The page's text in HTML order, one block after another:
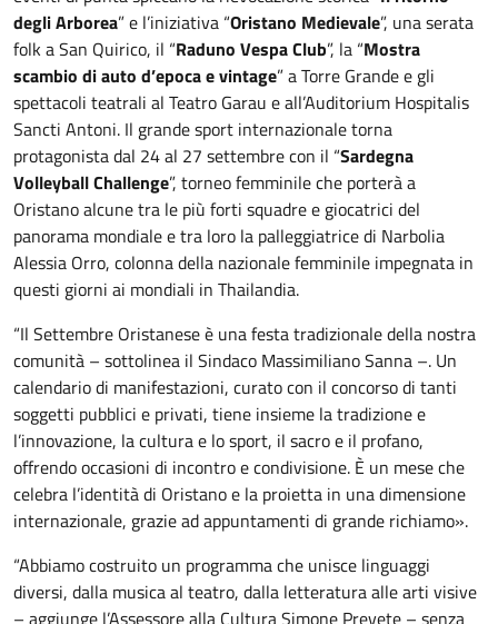
degli Arborea” e l’iniziativa “Oristano Medievale”, una serata
folk a San Quirico, il “Raduno Vespa Club”, la “Mostra
scambio di auto d’epoca e vintage” a Torre Grande e gli
spettacoli teatrali al Teatro Garau e all’Auditorium Hospitalis
Sancti Antoni. Il grande sport internazionale torna
protagonista dal 24 al 27 settembre con il “Sardegna
Volleyball Challenge”, torneo femminile che porterà a
Oristano alcune tra le più forti squadre e giocatrici del
panorama mondiale e tra loro la palleggiatrice di Narbolia
Alessia Orro, colonna della nazionale femminile impegnata in
questi giorni ai mondiali in Thailandia.
“Il Settembre Oristanese è una festa tradizionale della nostra
comunità – sottolinea il Sindaco Massimiliano Sanna –. Un
calendario di manifestazioni, curato con il concorso di tanti
soggetti pubblici e privati, tiene insieme la tradizione e
l’innovazione, la cultura e lo sport, il sacro e il profano,
offrendo occasioni di incontro e condivisione. È un mese che
celebra l’identità di Oristano e la proietta in una dimensione
internazionale, grazie ad appuntamenti di grande richiamo».
“Abbiamo costruito un programma che unisce linguaggi
diversi, dalla musica al teatro, dalla letteratura alle arti visive
– aggiunge l’Assessore alla Cultura Simone Prevete – senza